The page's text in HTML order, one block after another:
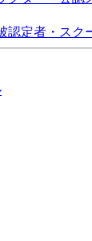
認定者・スク